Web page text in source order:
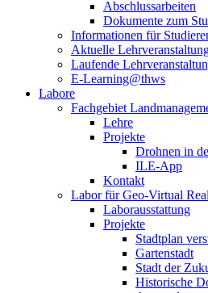
Abschlussarbeiten
Dokumente zum
Informationen für
Aktuelle
Laufende
E-Learning@thws
Labore
Fachgebiet
Lehre
Projekte
Drohnen in
ILE-App
Kontakt
Labor für Geo-Virtual
Laborausstattung
Projekte
Stadtplan
Gartenstadt
Stadt der
Historische